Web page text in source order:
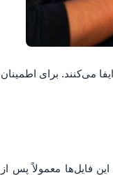
می‌کنند. برای اطمینان
فایل‌ها معمولاً پس از